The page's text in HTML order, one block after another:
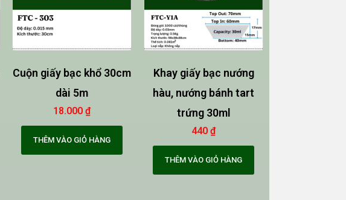
Cuộn giấy bạc khổ 30cm
dài 5m
18.000 ₫
THÊM VÀO GIỎ HÀNG
Khay giấy bạc nướng
hàu, nướng bánh tart
trứng 30ml
440 ₫
THÊM VÀO GIỎ HÀNG